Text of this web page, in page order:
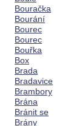
Bouračka
Bourání
Bourec
Bourec
Bouřka
Box
Brada
Bradavice
Brambory
Brána
Bránit se
Brány